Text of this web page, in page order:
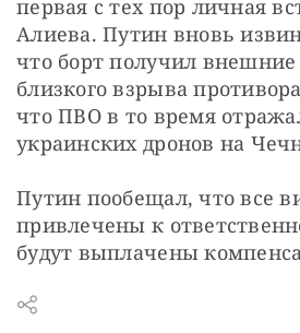
первая с тех пор личная
Алиева. Путин вновь
что борт получил
близкого взрыва
что ПВО в то время
украинских дронов на
Путин пообещал, что все
привлечены к
будут выплачены